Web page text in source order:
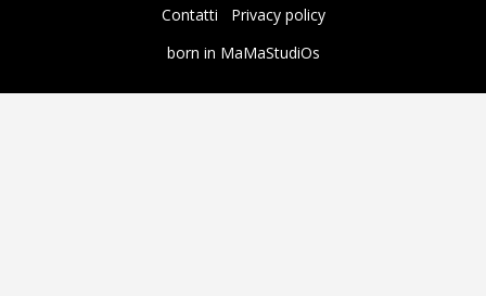
Contatti
Privacy policy
born in MaMaStudiOs